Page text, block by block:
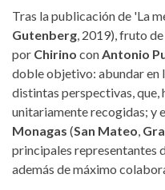
Tras la publicación de 'La
Gutenberg, 2019), fruto
por Chirino conAntonio
doble objetivo: abundar en
distintas perspectivas, que,
unitariamente recogidas; y
Monagas (San Mateo,
principales representantes
además de máximo